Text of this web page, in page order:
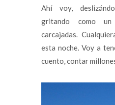
Ahí voy,
gritando como
carcajadas.
esta noche. Voy a
cuento, contar